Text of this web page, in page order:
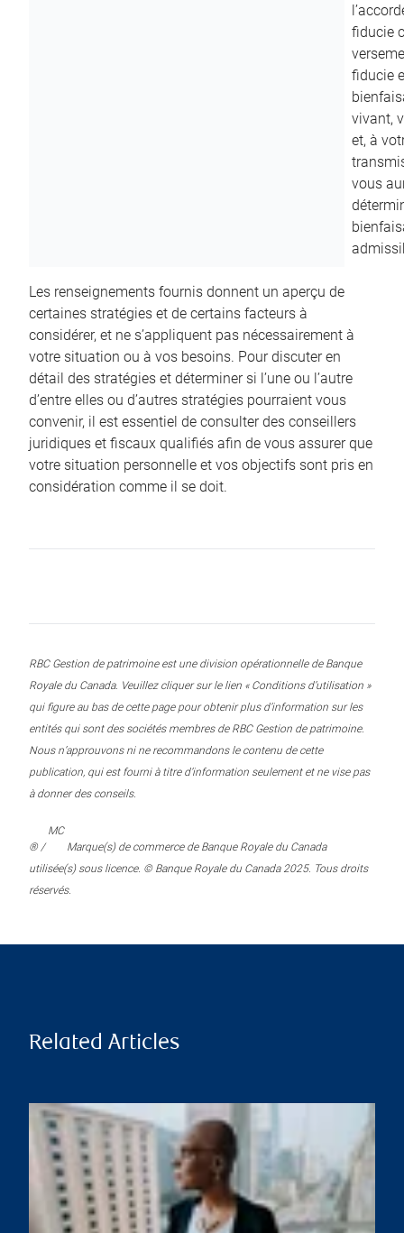
fiducie
fiducie
vivant,
et, à
vous
Les renseignements fournis donnent un aperçu de
certaines stratégies et de certains facteurs à
considérer, et ne s’appliquent pas nécessairement à
votre situation ou à vos besoins. Pour discuter en
détail des stratégies et déterminer si l’une ou l’autre
d’entre elles ou d’autres stratégies pourraient vous
convenir, il est essentiel de consulter des conseillers
juridiques et fiscaux qualifiés afin de vous assurer que
votre situation personnelle et vos objectifs sont pris en
considération comme il se doit.
RBC Gestion de patrimoine est une division opérationnelle de Banque
Royale du Canada. Veuillez cliquer sur le lien « Conditions d’utilisation »
qui figure au bas de cette page pour obtenir plus d’information sur les
entités qui sont des sociétés membres de RBC Gestion de patrimoine.
Nous n’approuvons ni ne recommandons le contenu de cette
publication, qui est fourni à titre d’information seulement et ne vise pas
à donner des conseils.
® /
MC
Marque(s) de commerce de Banque Royale du Canada
utilisée(s) sous licence. © Banque Royale du Canada 2025. Tous droits
réservés.
Related Articles